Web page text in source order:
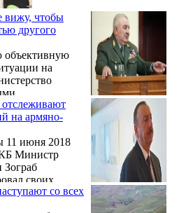
вижу, чтобы
другого
объективную
на
не имеет
в ходе
(НКР) в
на армяно-
11 июня 2018
Министр
своих
ОДКБ о
со всех